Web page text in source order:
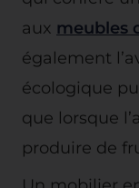
aux meubles
également
écologique
que lorsque
produire de